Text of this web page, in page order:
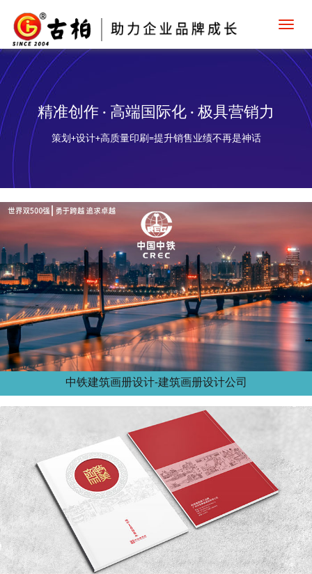
精准创作 · 高端国际化 · 极具营销力
策划+设计+高质量印刷=提升销售业绩不再是神话
中铁建筑画册设计-建筑画册设计公司